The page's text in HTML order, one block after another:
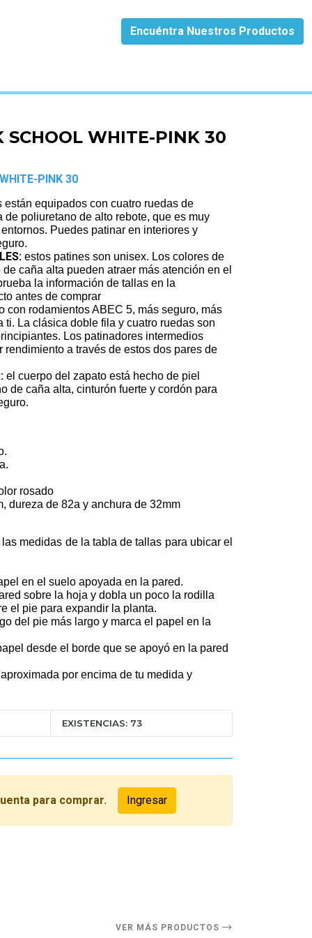
Encuéntra Nuestros Productos
SCHOOL WHITE-PINK 30
PINK 30
están equipados con cuatro ruedas de
de poliuretano de alto rebote, que es muy
Puedes patinar en interiores y
estos patines son unisex. Los colores de
caña alta pueden atraer más atención en el
la información de tallas en la
antes de comprar
con rodamientos ABEC 5, más seguro, más
ti. La clásica doble fila y cuatro ruedas son
Los patinadores intermedios
rendimiento a través de estos dos pares de
el cuerpo del zapato está hecho de piel
de caña alta, cinturón fuerte y cordón para
rosado
dureza de 82a y anchura de 32mm
medidas de la tabla de tallas para ubicar el
en el suelo apoyada en la pared.
sobre la hoja y dobla un poco la rodilla
el pie para expandir la planta.
del pie más largo y marca el papel en la
desde el borde que se apoyó en la pared
por encima de tu medida y
EXISTENCIAS: 73
para comprar. Ingresar
VER MÁS PRODUCTOS